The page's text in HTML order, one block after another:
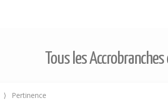
Tous les
⟩ Pertinence